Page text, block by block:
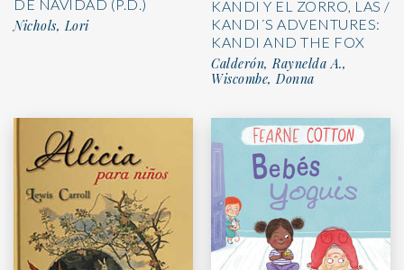
DE NAVIDAD (P.D.)
Nichols, Lori
KANDI Y EL ZORRO, LAS /
KANDI´S ADVENTURES:
KANDI AND THE FOX
Calderón, Raynelda A.,
Wiscombe, Donna